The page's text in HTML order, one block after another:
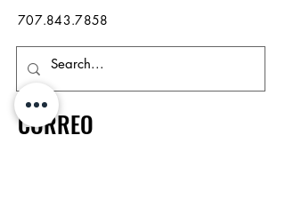
707.843.7858
CORREO